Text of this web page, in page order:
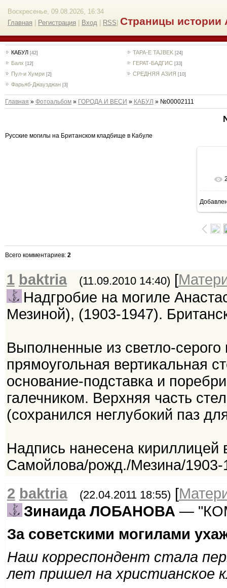
Воскресенье, 09.08.2026, 16:34
Главная
Регистрация Вход RSS Страницы истории
КАБУЛ [42] TAPA-E TAJBEK [24]
Балх [12] ГЕРАТ-БАДГИС [33]
Пул-и Хумри [2] СРЕДНЯЯ АЗИЯ [10]
Фарьяб-Джаузджан [3]
Главная » Фотоальбом» ГОРОДА И ВЕСИ » КАБУЛ » №00002111
Русские могилы на Британском кладбище в Кабуле
Всего комментариев: 2
1 baktria (11.09.2010 14:40) [
Надгробие на могиле
Мезиной), (1903-1947).
Выполненные из светло-
прямоугольная вертикальная
основание-подставка и
галечником. Верхняя часть
(сохранился неглубокий паз
Надпись нанесена кириллицей
Самойлова/рожд./Мезина/1903-
2 baktria (22.04.2011 18:55) [
Зинаида ЛОБАНОВА —
За советскими могилами
Наш корреспондент стала
лет пришел на христианское